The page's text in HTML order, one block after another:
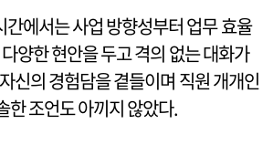
간에서는 사업 방향성부터 업무 효율
양한 현안을 두고 격의 없는 대화가
신의 경험담을 곁들이며 직원 개개인
한 조언도 아끼지 않았다.